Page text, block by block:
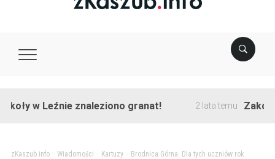
w Leźnie znaleziono granat! 2 lata temu
zKaszub.info> Wiadomości Kartuzy>
Brodnica Górna. Dla tych uczniów rok